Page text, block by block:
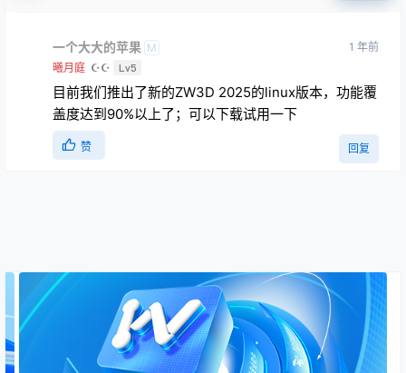
一个大大的苹果 M
曦月庭 ☪☪ Lv5
1 年前
目前我们推出了新的ZW3D 2025的linux版本，功能覆
盖度达到90%以上了；可以下载试用一下
赞 回复